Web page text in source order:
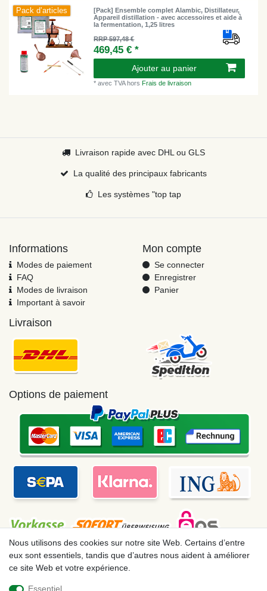
Pack d’articles
[Pack] Ensemble complet Alambic, Distillateur,
Appareil distillation - avec accessoires et aide à
la fermentation, 1,25 litres
RRP 597,48 €
469,45 € *
Ajouter au panier
*avec TVAhors Frais de livraison
Livraison rapide avec DHL ou GLS
La qualité des principaux fabricants
Les systèmes "top tap
Informations
Modes de paiement
FAQ
Modes de livraison
Important à savoir
Mon compte
Se connecter
Enregistrer
Panier
Livraison
Options de paiement
Mentions légales Déclaration de confidentialité
Nous utilisons des cookies sur notre site Web. Certains d’entre
eux sont essentiels, tandis que d’autres nous aident à améliorer
ce site Web et votre expérience.
Essentiel